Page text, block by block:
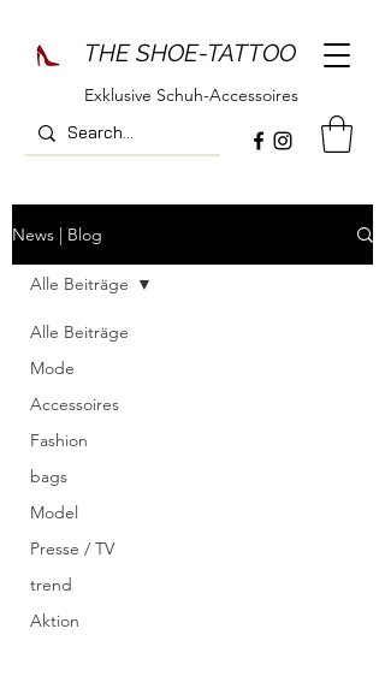
THE SHOE-TATTOO
Exklusive Schuh-Accessoires
News | Blog
Alle Beiträge
Mode
Accessoires
Fashion
bags
Model
Presse / TV
trend
Aktion
Alle Beiträge